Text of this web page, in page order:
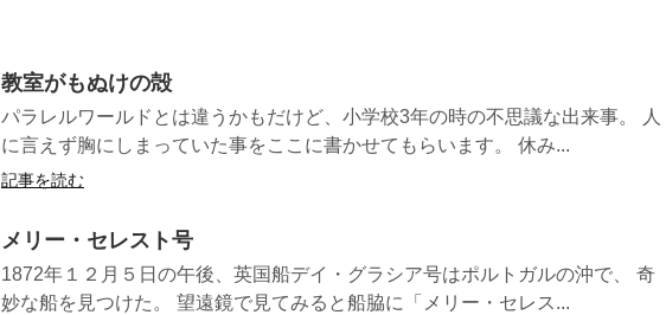
教室がもぬけの殻
パラレルワールドとは違うかもだけど、小学校3年の時の不思議な出来事。 人
に言えず胸にしまっていた事をここに書かせてもらいます。 休み...
記事を読む
メリー・セレスト号
1872年１２月５日の午後、英国船デイ・グラシア号はポルトガルの沖で、 奇
妙な船を見つけた。 望遠鏡で見てみると船脇に「メリー・セレス...